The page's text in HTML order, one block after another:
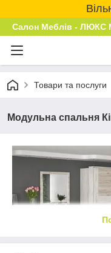
Салон Меблів - ЛЮКС
Товари та послуги
Модульна спальня